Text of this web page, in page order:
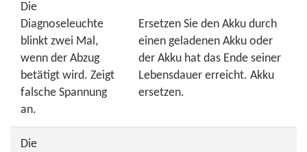
Die
Diagnoseleuchte
blinkt zwei Mal,
wenn der Abzug
betätigt wird. Zeigt
falsche Spannung
an.
Ersetzen Sie den Akku durch
einen geladenen Akku oder
der Akku hat das Ende seiner
Lebensdauer erreicht. Akku
ersetzen.
Die